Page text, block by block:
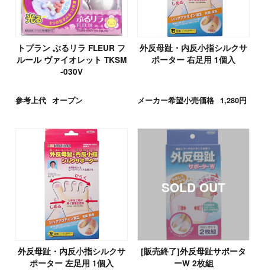
トプラン ぶるリラ FLEUR フ
ルール ヴァイオレット TKSM
-030V
参考上代 オープン
外反母趾・内反小指シルクサ
ポーター 右足用 1個入
メーカー希望小売価格 1,280円
外反母趾・内反小指シルクサ
ポーター 左足用 1個入
[販売終了]外反母趾サポータ
ーW 2枚組